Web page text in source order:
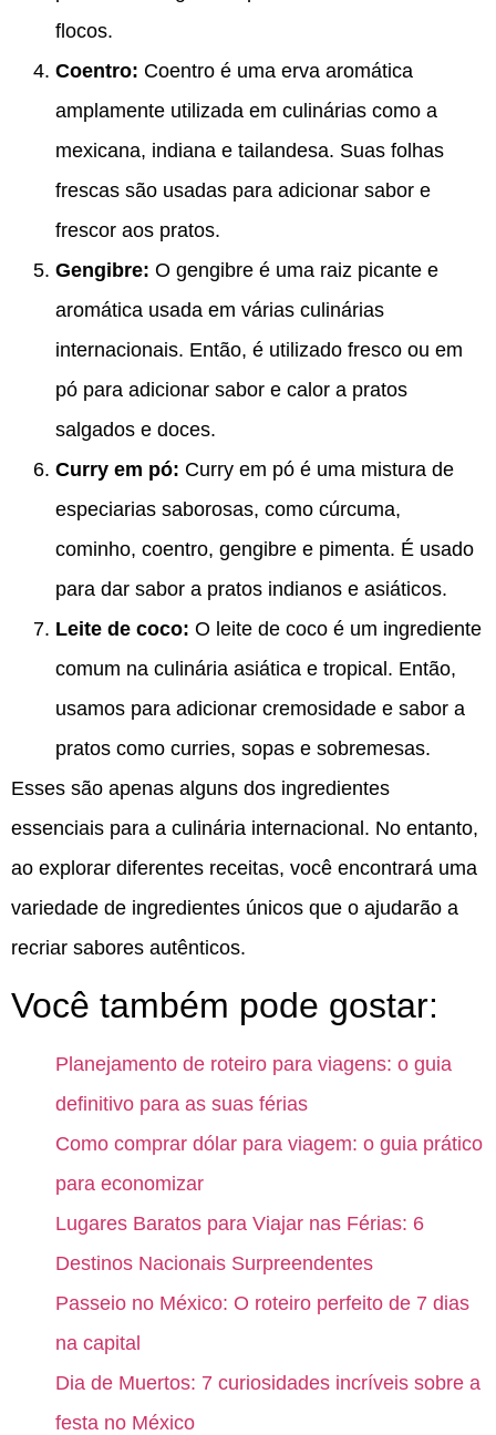
flocos.
Coentro: Coentro é uma erva aromática
amplamente utilizada em culinárias como a
mexicana, indiana e tailandesa. Suas folhas
frescas são usadas para adicionar sabor e
frescor aos pratos.
Gengibre: O gengibre é uma raiz picante e
aromática usada em várias culinárias
internacionais. Então, é utilizado fresco ou em
pó para adicionar sabor e calor a pratos
salgados e doces.
Curry em pó: Curry em pó é uma mistura de
especiarias saborosas, como cúrcuma,
cominho, coentro, gengibre e pimenta. É usado
para dar sabor a pratos indianos e asiáticos.
Leite de coco: O leite de coco é um ingrediente
comum na culinária asiática e tropical. Então,
usamos para adicionar cremosidade e sabor a
pratos como curries, sopas e sobremesas.
Esses são apenas alguns dos ingredientes
essenciais para a culinária internacional. No entanto,
ao explorar diferentes receitas, você encontrará uma
variedade de ingredientes únicos que o ajudarão a
recriar sabores autênticos.
Você também pode gostar:
Planejamento de roteiro para viagens: o guia
definitivo para as suas férias
Como comprar dólar para viagem: o guia prático
para economizar
Lugares Baratos para Viajar nas Férias: 6
Destinos Nacionais Surpreendentes
Passeio no México: O roteiro perfeito de 7 dias
na capital
Dia de Muertos: 7 curiosidades incríveis sobre a
festa no México